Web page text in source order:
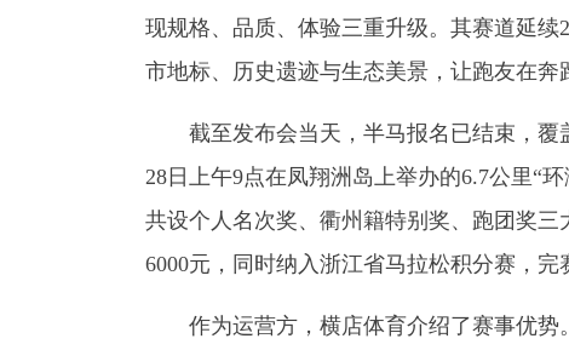
现规格、品质、体验三重升级。其赛道延续
市地标、历史遗迹与生态美景，让跑友在奔
截至发布会当天，半马报名已结束，覆
28日上午9点在凤翔洲岛上举办的6.7公里“
共设个人名次奖、衢州籍特别奖、跑团奖三
6000元，同时纳入浙江省马拉松积分赛，
作为运营方，横店体育介绍了赛事优势